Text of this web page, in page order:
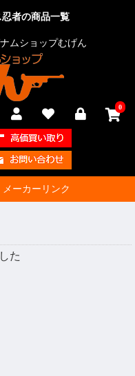
忍者の商品一覧
ムショップむげん
0
メーカーリンク
た